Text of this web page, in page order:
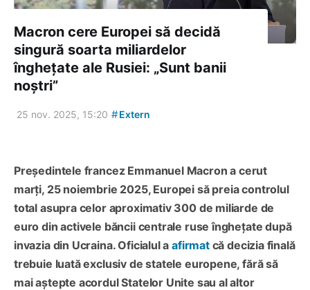
Macron cere Europei să decidă
singură soarta miliardelor
înghețate ale Rusiei: „Sunt banii
noștri”
25 nov. 2025, 15:20 #Extern
Președintele francez Emmanuel Macron a cerut
marți, 25 noiembrie 2025, Europei să preia controlul
total asupra celor aproximativ 300 de miliarde de
euro din activele băncii centrale ruse înghețate după
invazia din Ucraina. Oficialul aafirmatcă decizia finală
trebuie luată exclusiv de statele europene, fără să
mai aștepte acordul Statelor Unite sau al altor